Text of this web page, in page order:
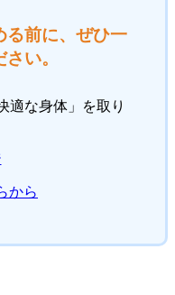
る前に、ぜひ一
い。
適な身体」を取り
から